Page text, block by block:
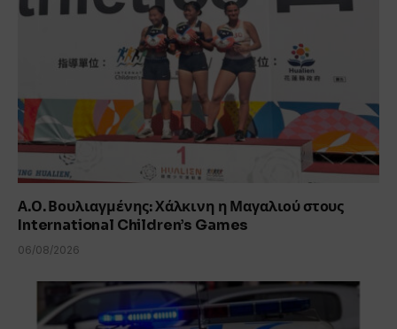
Α.Ο. Βουλιαγμένης: Χάλκινη η Μαγαλιού στους
International Children’s Games
06/08/2026